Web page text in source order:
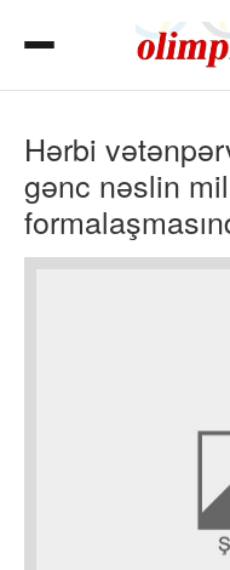
Hərbi
gənc nəslin